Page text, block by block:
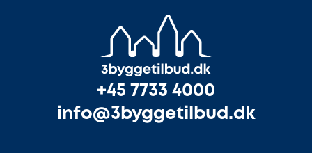
+45 7733 4000
info@3byggetilbud.dk